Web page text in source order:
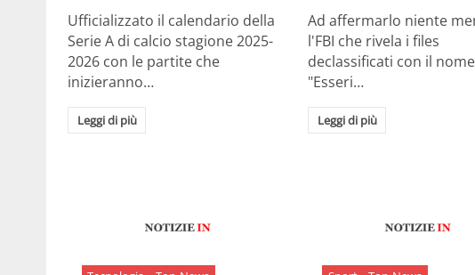
Ufficializzato il calendario della
Serie A di calcio stagione 2025-
2026 con le partite che
inizieranno…
Leggi di più
Ad affermarlo niente
l'FBI che rivela i files
declassificati con il nome
"Esseri…
Leggi di più